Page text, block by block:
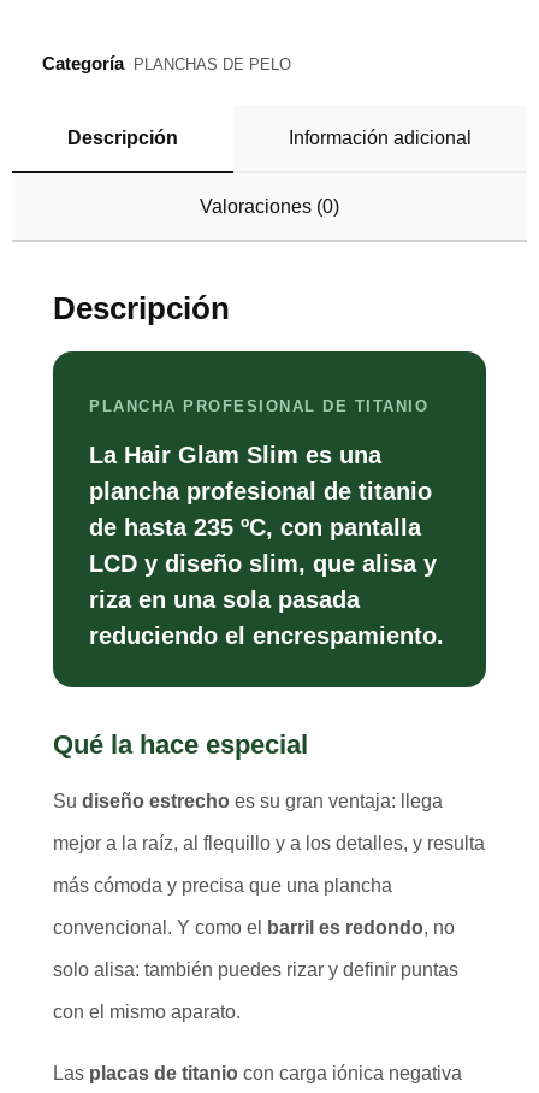
Categoría PLANCHAS DE PELO
Descripción Información adicional
Valoraciones (0)
Descripción
PLANCHA PROFESIONAL DE TITANIO
La Hair Glam Slim es una
plancha profesional de titanio
de hasta 235 ºC, con pantalla
LCD y diseño slim, que alisa y
riza en una sola pasada
reduciendo el encrespamiento.
Qué la hace especial
Su diseño estrecho es su gran ventaja: llega
mejor a la raíz, al flequillo y a los detalles, y resulta
más cómoda y precisa que una plancha
convencional. Y como el barril es redondo, no
solo alisa: también puedes rizar y definir puntas
con el mismo aparato.
Las placas de titanio con carga iónica negativa